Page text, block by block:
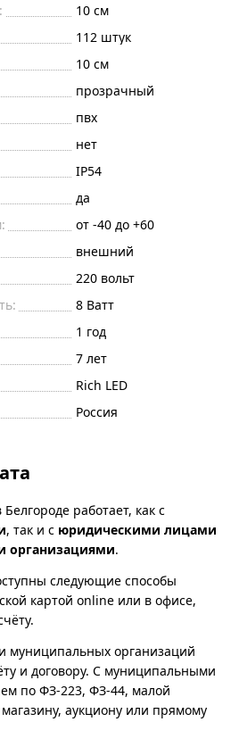
10 см
112 штук
10 см
прозрачный
пвх
нет
IP54
да
от -40 до +60
внешний
220 вольт
8 Ватт
1 год
7 лет
Rich LED
Россия
работает, как с
, так и с юридическими лицами
организациями.
следующие способы
картой online или в офисе,
муниципальных организаций
и договору. С муниципальными
по ФЗ-223, ФЗ-44, малой
аукциону или прямому